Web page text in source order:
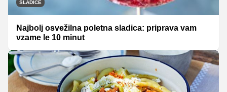
SLADICE
Najbolj osvežilna poletna sladica: priprava vam
vzame le 10 minut